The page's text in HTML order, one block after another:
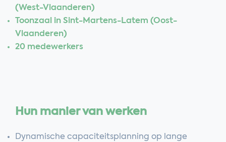
(West-Vlaanderen)
Toonzaal in Sint-Martens-Latem (Oost-
Vlaanderen)
20 medewerkers
Hun manier van werken
Dynamische capaciteitsplanning op lange